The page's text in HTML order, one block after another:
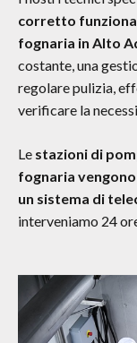
corretto
fognaria in Alto
costante, una
regolare pulizia,
verificare la
Le stazioni di
fognaria
un sistema di
interveniamo 24